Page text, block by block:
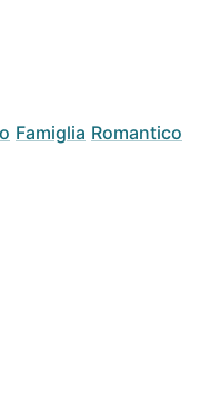
Famiglia Romantico